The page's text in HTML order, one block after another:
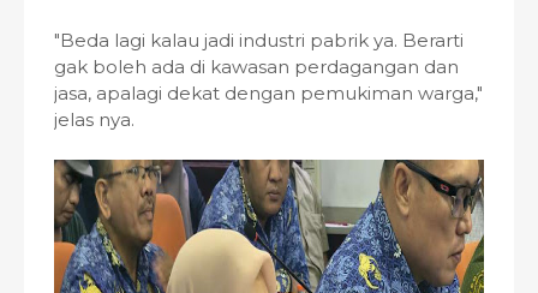
"Beda lagi kalau jadi industri pabrik ya. Berarti
gak boleh ada di kawasan perdagangan dan
jasa, apalagi dekat dengan pemukiman warga,"
jelas nya.